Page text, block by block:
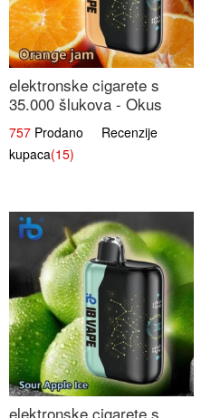
elektronske cigarete s
35.000 šlukova - Okus
Narančinog Džema |
Dugotrajno Iskustvo
757 Prodano Recenzije
kupaca(15)
elektronske cigarete s